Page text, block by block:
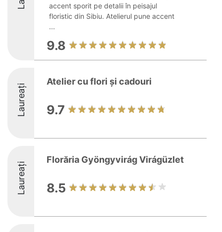
accent sporit pe detalii în peisajul
floristic din Sibiu. Atelierul pune accent
...
9.8
Laureați
Atelier cu flori și cadouri
9.7
Laureați
Florăria Gyöngyvirág Virágüzlet
8.5